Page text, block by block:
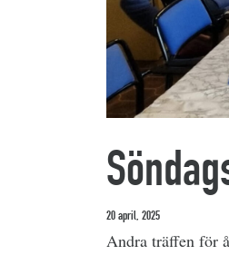
20 april, 2025
Andra träffen för